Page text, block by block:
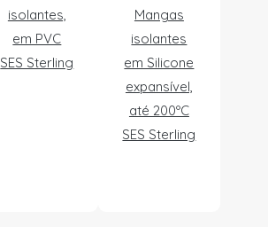
isolantes,
em PVC
SES Sterling
Mangas
isolantes
em Silicone
expansível,
até 200ºC
SES Sterling